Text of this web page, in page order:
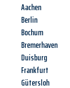
Aachen
Berlin
Bochum
Bremerhaven
Duisburg
Frankfurt
Gütersloh